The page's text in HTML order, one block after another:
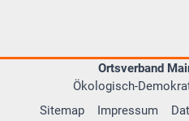
Ortsverband
Ökologisch-
Sitemap
Impressum